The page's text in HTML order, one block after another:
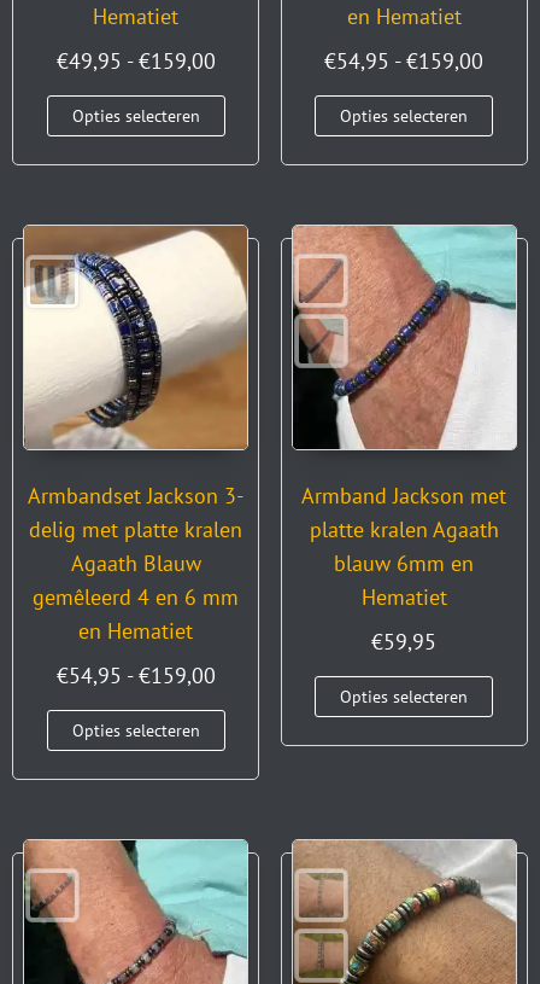
Hematiet
€49,95 - €159,00
Opties selecteren
en Hematiet
€54,95 - €159,00
Opties selecteren
Armbandset Jackson 3-
delig met platte kralen
Agaath Blauw
gemêleerd 4 en 6 mm
en Hematiet
€54,95 - €159,00
Opties selecteren
Armband Jackson met
platte kralen Agaath
blauw 6mm en
Hematiet
€59,95
Opties selecteren